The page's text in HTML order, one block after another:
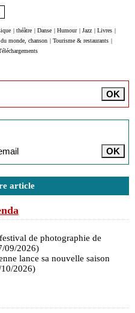
théâtre Danse Humour Jazz Livres
monde, chanson Tourisme & restaurants
article
de photographie de
09/2026)
lance sa nouvelle saison
2026)